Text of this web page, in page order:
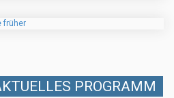
PROGRAMM